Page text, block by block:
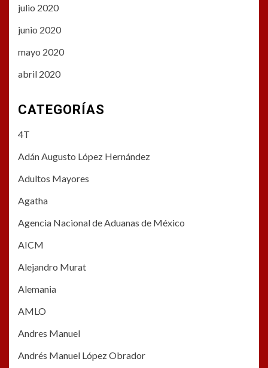
julio 2020
junio 2020
mayo 2020
abril 2020
CATEGORÍAS
4T
Adán Augusto López Hernández
Adultos Mayores
Agatha
Agencia Nacional de Aduanas de México
AICM
Alejandro Murat
Alemania
AMLO
Andres Manuel
Andrés Manuel López Obrador